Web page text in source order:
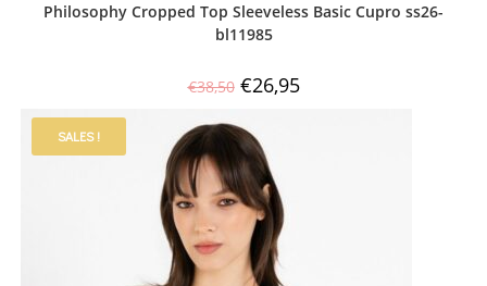
Philosophy Cropped Top Sleeveless Basic Cupro ss26-
bl11985
€38,50 €26,95
SALES !